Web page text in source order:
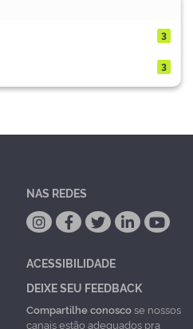
3
3
NAS REDES
ACESSIBILIDADE
DEIXE SEU FEEDBACK
Compartilhe conoscose nossos
canais estão adequados pra